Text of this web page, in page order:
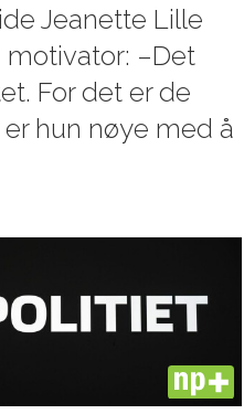
Jeanette Lille
–Det
For det er de
hun nøye med å
PLUS